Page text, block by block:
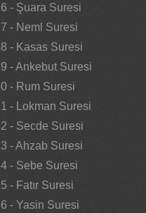
- Şuara Suresi
- Neml Suresi
- Kasas Suresi
- Ankebut Suresi
- Rum Suresi
- Lokman Suresi
- Secde Suresi
- Ahzab Suresi
- Sebe Suresi
- Fatır Suresi
- Yasin Suresi